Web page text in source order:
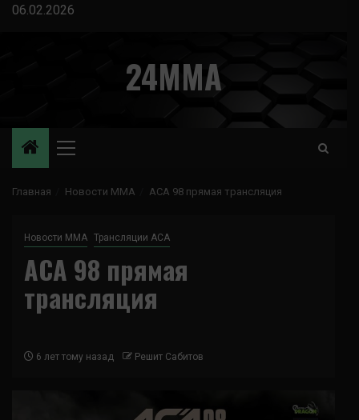
Перейти
06.02.2026
24MMA
Основное
Главная Новости ММА ACA 98 прямая трансляция
Новости ММА Трансляции ACA
ACA 98 прямая
трансляция
6 лет тому назад Решит Сабитов